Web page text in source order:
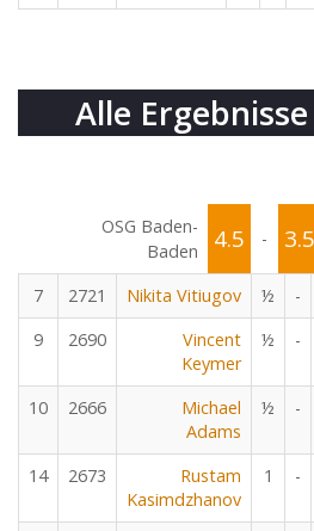
Alle
OSG Baden-
Baden
4.5 - 3.5
7
2721 Nikita Vitiugov ½ -
9
2690
Vincent
Keymer
½ -
10 2666
Michael
Adams
½ -
14 2673
Rustam
Kasimdzhanov
1 -